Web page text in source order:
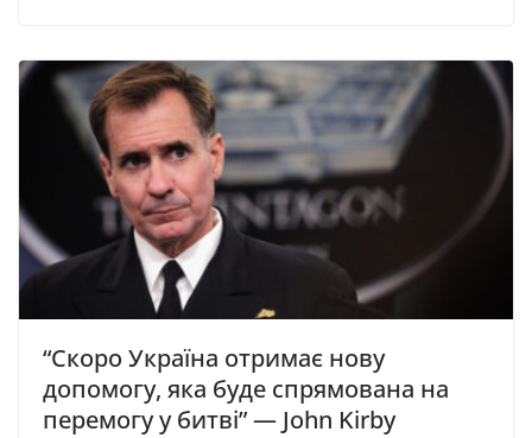
“Скоро Україна отримає нову
допомогу, яка буде спрямована на
перемогу у битві” — John Kirby